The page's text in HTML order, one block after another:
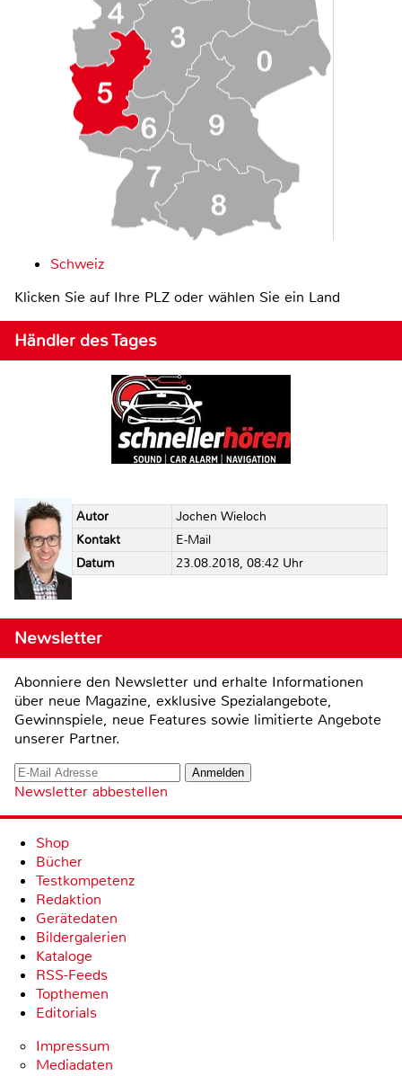
Schweiz
Klicken Sie auf Ihre PLZ oder wählen Sie ein Land
Händler des Tages
Autor
Jochen Wieloch
Kontakt
E-Mail
Datum
23.08.2018, 08:42 Uhr
Newsletter
Abonniere den Newsletter und erhalte Informationen
über neue Magazine, exklusive Spezialangebote,
Gewinnspiele, neue Features sowie limitierte Angebote
unserer Partner.
Newsletter abbestellen
Shop
Bücher
Testkompetenz
Redaktion
Gerätedaten
Bildergalerien
Kataloge
RSS-Feeds
Topthemen
Editorials
Impressum
Mediadaten